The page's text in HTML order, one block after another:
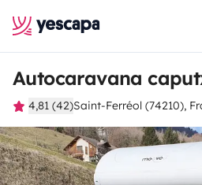
Autocaravana
4,81 (42)Saint-Ferréol (74210),